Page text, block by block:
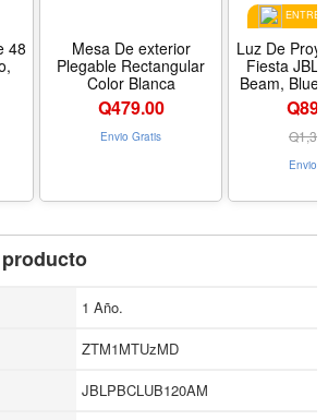
48
Mesa De exterior
Plegable Rectangular
Color Blanca
Q479.00
Envio Gratis
Luz De
Fiesta JBL
Beam,
Q
Envio
1 Año.
ZTM1MTUzMD
JBLPBCLUB120AM